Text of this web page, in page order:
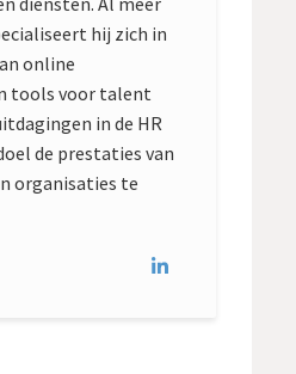
hij zich in
online
tools voor talent
in de HR
de prestaties van
organisaties te